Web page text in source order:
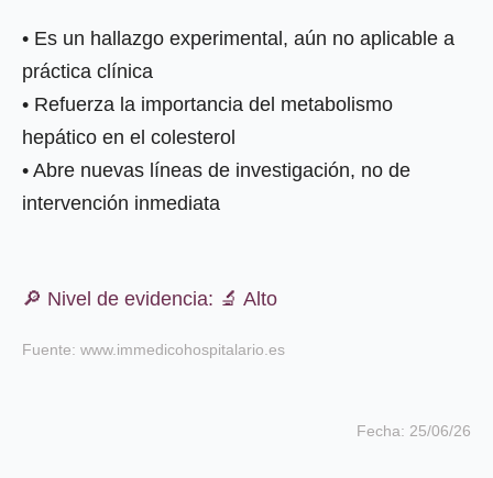
• Es un hallazgo experimental, aún no aplicable a
práctica clínica
• Refuerza la importancia del metabolismo
hepático en el colesterol
• Abre nuevas líneas de investigación, no de
intervención inmediata
🔎 Nivel de evidencia: 🔬 Alto
Fuente: www.immedicohospitalario.es
Fecha: 25/06/26